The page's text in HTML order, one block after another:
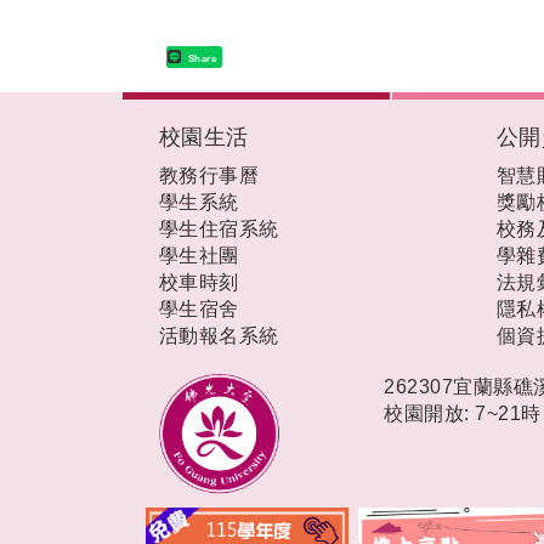
Share
校園生活
教務行事曆
學生系統
學生住宿系統
學生社團
校車時刻
學生宿舍
活動報名系統
公
智慧
獎勵
校務
學雜
法規
隱私
個資
262307宜蘭縣礁
校園開放: 7~21